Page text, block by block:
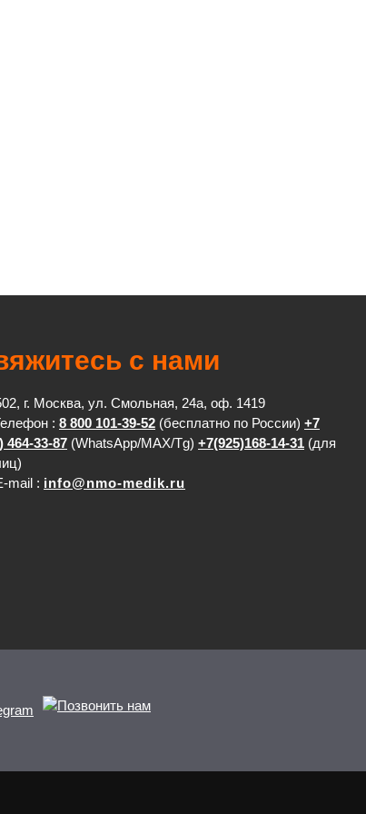
с нами
г. Москва, ул. Смольная, 24а, оф. 1419
: 8 800 101-39-52 (бесплатно по России) +7
464-33-87 (WhatsApp/MAX/Tg) +7(925)168-14-31 (для
mail : info@nmo-medik.ru